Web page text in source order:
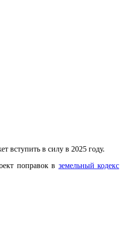
вступить в силу в 2025 году.
поправок в земельный кодекс